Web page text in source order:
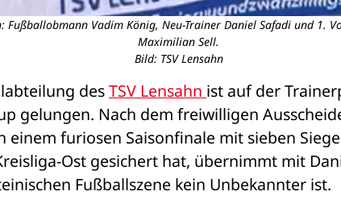
Fußballobmann Vadim König, Neu-Trainer Daniel Safadi und 1.
Maximilian Sell.
Bild: TSV Lensahn
des TSV Lensahn ist auf der
gelungen. Nach dem freiwilligen
einem furiosen Saisonfinale mit sieben
Ost gesichert hat, übernimmt mit
Fußballszene kein Unbekannter ist.